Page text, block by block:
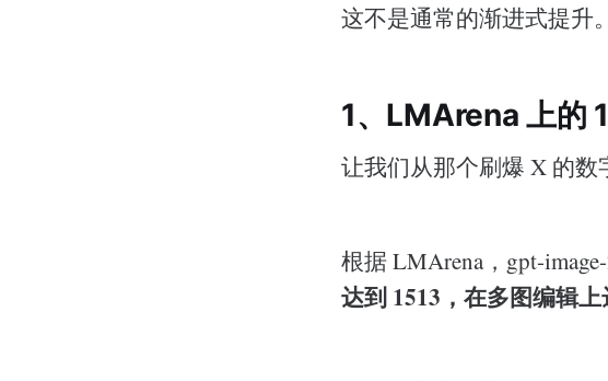
这不是通常的渐进式提升。
1、LMArena 上的
让我们从那个刷爆 X 的数
根据 LMArena，gpt-
达到 1513，在多图编辑上